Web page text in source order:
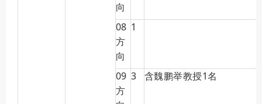
向
08
方
向
1
09
方
3 含魏鹏举教授1名